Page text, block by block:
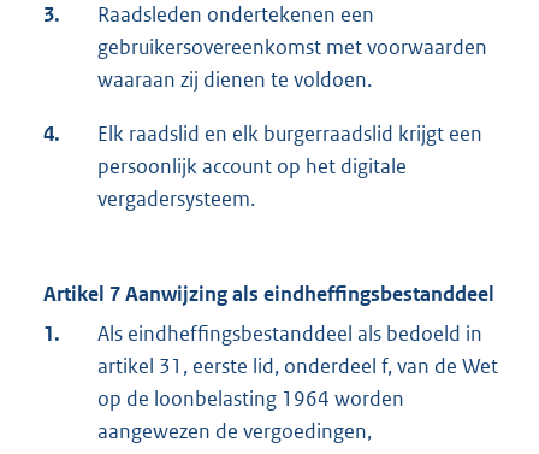
3.
Raadsleden ondertekenen een
gebruikersovereenkomst met voorwaarden
waaraan zij dienen te voldoen.
4.
Elk raadslid en elk burgerraadslid krijgt een
persoonlijk account op het digitale
vergadersysteem.
Artikel 7 Aanwijzing als eindheffingsbestanddeel
1.
Als eindheffingsbestanddeel als bedoeld in
artikel 31, eerste lid, onderdeel f, van de Wet
op de loonbelasting 1964 worden
aangewezen de vergoedingen,